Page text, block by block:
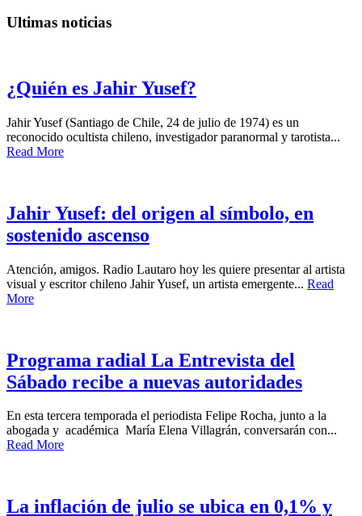
Ultimas noticias
¿Quién es Jahir Yusef?
Jahir Yusef (Santiago de Chile, 24 de julio de 1974) es un
reconocido ocultista chileno, investigador paranormal y tarotista...
Read More
Jahir Yusef: del origen al símbolo, en
sostenido ascenso
Atención, amigos. Radio Lautaro hoy les quiere presentar al artista
visual y escritor chileno Jahir Yusef, un artista emergente... Read
More
Programa radial La Entrevista del
Sábado recibe a nuevas autoridades
En esta tercera temporada el periodista Felipe Rocha, junto a la
abogada y académica María Elena Villagrán, conversarán con...
Read More
La inflación de julio se ubica en 0,1% y